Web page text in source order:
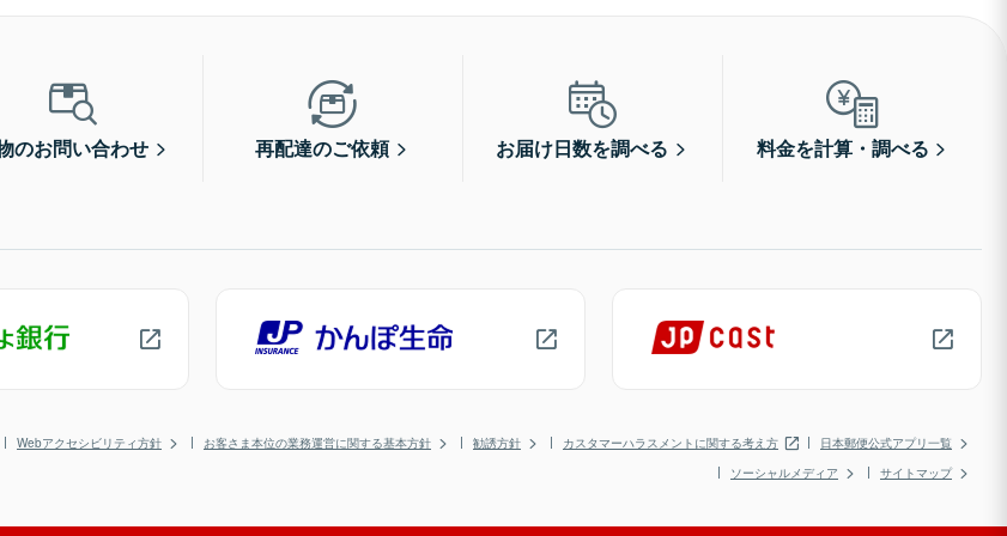
のお問い合わせ 再配達のご依頼 お届け日数を調べる 料金を計算・調べる
Webアクセシビリティ方針 お客さま本位の業務運営に関する基本方針 勧誘方針 カスタマーハラスメントに関する考え方
日本郵便公式アプリ一覧
ソーシャルメディア
サイトマップ